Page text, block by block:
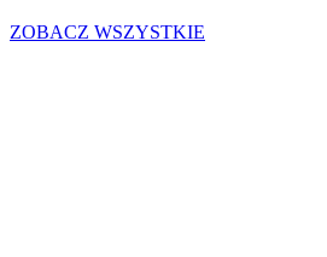
ZOBACZ WSZYSTKIE